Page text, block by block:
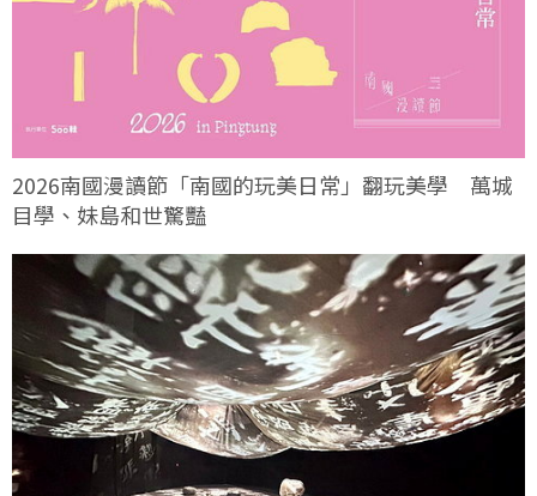
2026南國漫讀節「南國的玩美日常」翻玩美學 萬城
目學、妹島和世驚豔